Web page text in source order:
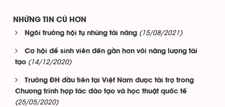
NHỮNG TIN CŨ HƠN
Ngôi trường hội tụ những tài năng (15/08/2021)
Cơ hội để sinh viên đến gần hơn với năng lượng tái
tạo (14/12/2020)
Trường ĐH đầu tiên tại Việt Nam được tài trợ trong
Chương trình hợp tác đào tạo và học thuật quốc tế
(25/05/2020)